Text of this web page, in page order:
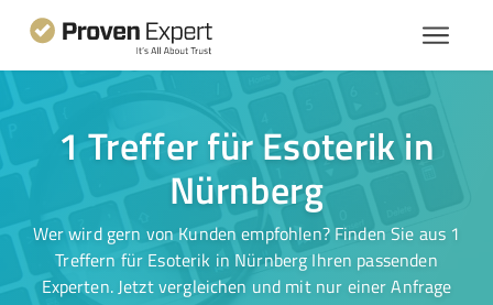
1 Treffer für Esoterik in
Nürnberg
Wer wird gern von Kunden empfohlen? Finden Sie aus 1
Treffern für Esoterik in Nürnberg Ihren passenden
Experten. Jetzt vergleichen und mit nur einer Anfrage